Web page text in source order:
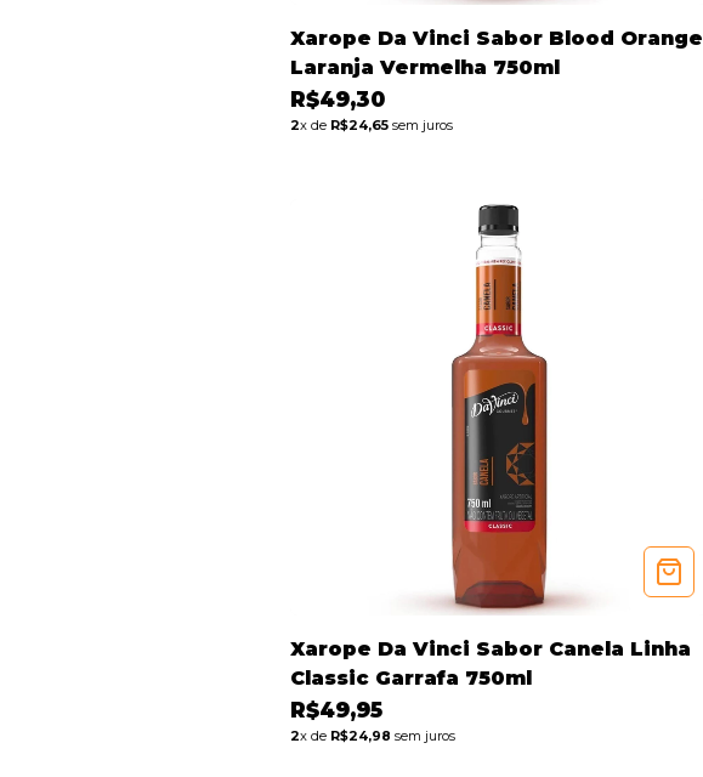
Xarope Da Vinci Sabor Blood Orange
Laranja Vermelha 750ml
R$49,30
2x de R$24,65 sem juros
Xarope Da Vinci Sabor Canela Linha
Classic Garrafa 750ml
R$49,95
2x de R$24,98 sem juros